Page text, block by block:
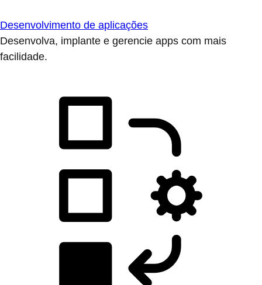
Desenvolvimento de aplicações
Desenvolva, implante e gerencie apps com mais
facilidade.